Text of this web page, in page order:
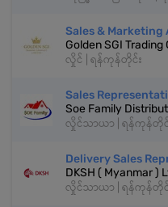
Sales & Marketing
Golden SGI Trading
လှိုင် | ရန်ကုန်တိုင်း
Sales
Soe Family
လှိုင်သာယာ | ရန်ကုန်တိုင်
Delivery Sales
DKSH ( Myanmar )
လှိုင်သာယာ | ရန်ကုန်တိုင်